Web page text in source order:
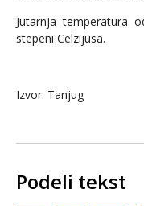
Jutarnja temperatura
stepeni Celzijusa.
Izvor: Tanjug
Podeli tekst